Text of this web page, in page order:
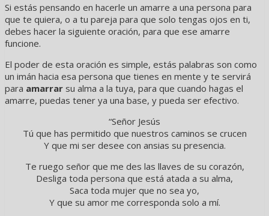
Si estás pensando en hacerle un amarre a una persona para
que te quiera, o a tu pareja para que solo tengas ojos en ti,
debes hacer la siguiente oración, para que ese amarre
funcione.
El poder de esta oración es simple, estás palabras son como
un imán hacia esa persona que tienes en mente y te servirá
para amarrar su alma a la tuya, para que cuando hagas el
amarre, puedas tener ya una base, y pueda ser efectivo.
“Señor Jesús
Tú que has permitido que nuestros caminos se crucen
Y que mi ser desee con ansias su presencia.
Te ruego señor que me des las llaves de su corazón,
Desliga toda persona que está atada a su alma,
Saca toda mujer que no sea yo,
Y que su amor me corresponda solo a mí.